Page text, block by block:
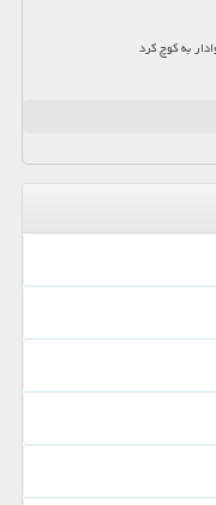
به کوچ کرد